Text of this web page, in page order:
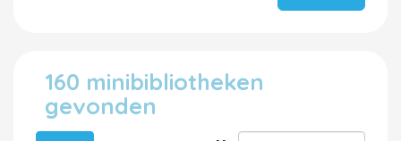
160 minibibliotheken
gevonden